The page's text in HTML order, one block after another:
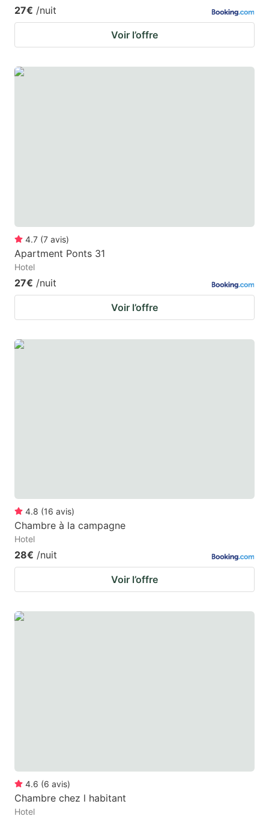
27€ /nuit
Voir l’offre
4.7 (7 avis)
Apartment Ponts 31
Hotel
27€ /nuit
Voir l’offre
4.8 (16 avis)
Chambre à la campagne
Hotel
28€ /nuit
Voir l’offre
4.6 (6 avis)
Chambre chez l habitant
Hotel